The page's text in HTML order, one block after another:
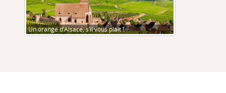
Un orange d’Alsace, s’il vous plait !